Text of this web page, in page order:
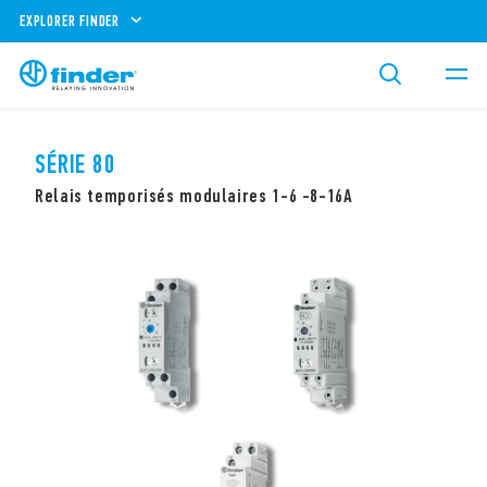
EXPLORER FINDER
SÉRIE 80
Relais temporisés modulaires 1-6 -8-16A